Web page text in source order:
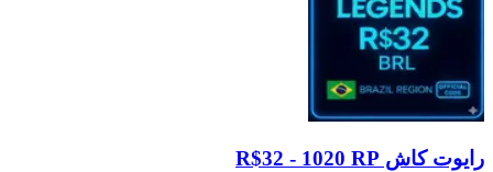
رايوت كاش R$32 - 1020 RP